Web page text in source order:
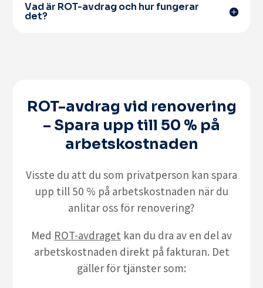
Vad är ROT-avdrag och hur fungerar
det?
ROT-avdrag vid renovering
– Spara upp till 50 % på
arbetskostnaden
Visste du att du som privatperson kan spara
upp till 50 % på arbetskostnaden när du
anlitar oss för renovering?
Med ROT-avdraget kan du dra av en del av
arbetskostnaden direkt på fakturan. Det
gäller för tjänster som: